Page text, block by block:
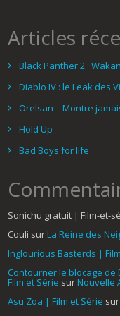
Articles
Black Panther 2 :
Diablo IV : le Leak des
Orelsan – Montre
Hold Up
Bad Boys for life
Sonichu gratuit | Film-et-
Couli surLa Reine des
Inglourious Basterds |
Contourner le blocage de
Film et Série surNouvelle
Asu Zoa | Film et Série sur